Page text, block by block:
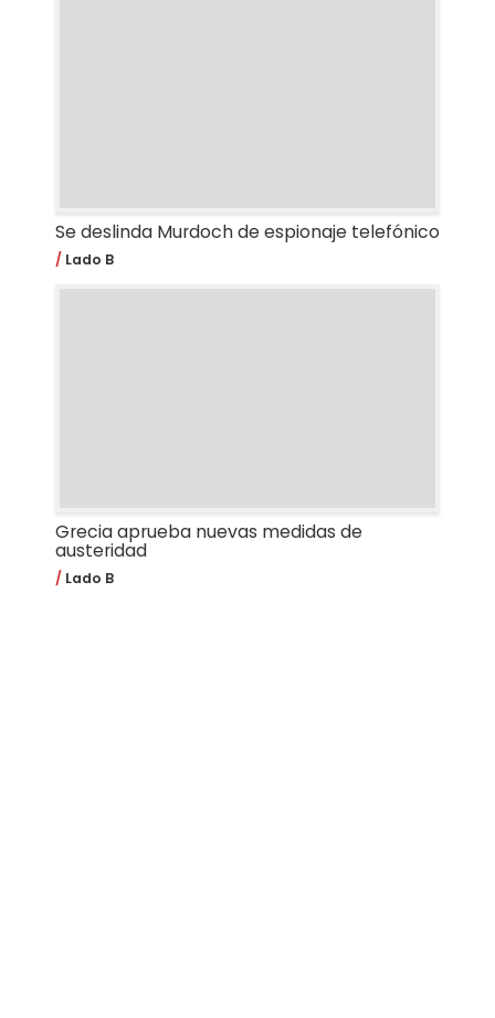
Se deslinda Murdoch de espionaje telefónico
Lado B
Grecia aprueba nuevas medidas de
austeridad
Lado B